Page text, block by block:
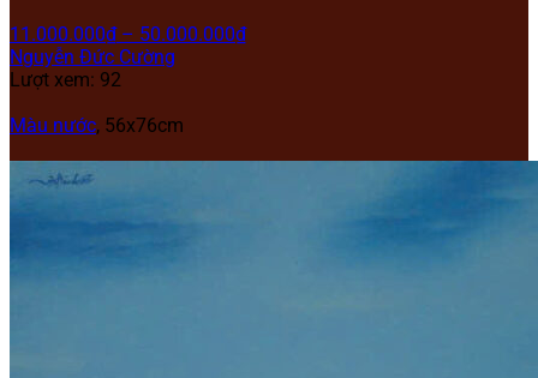
11.000.000₫ – 50.000.000₫
Nguyễn Đức Cường
Lượt xem: 92
Màu nước, 56x76cm